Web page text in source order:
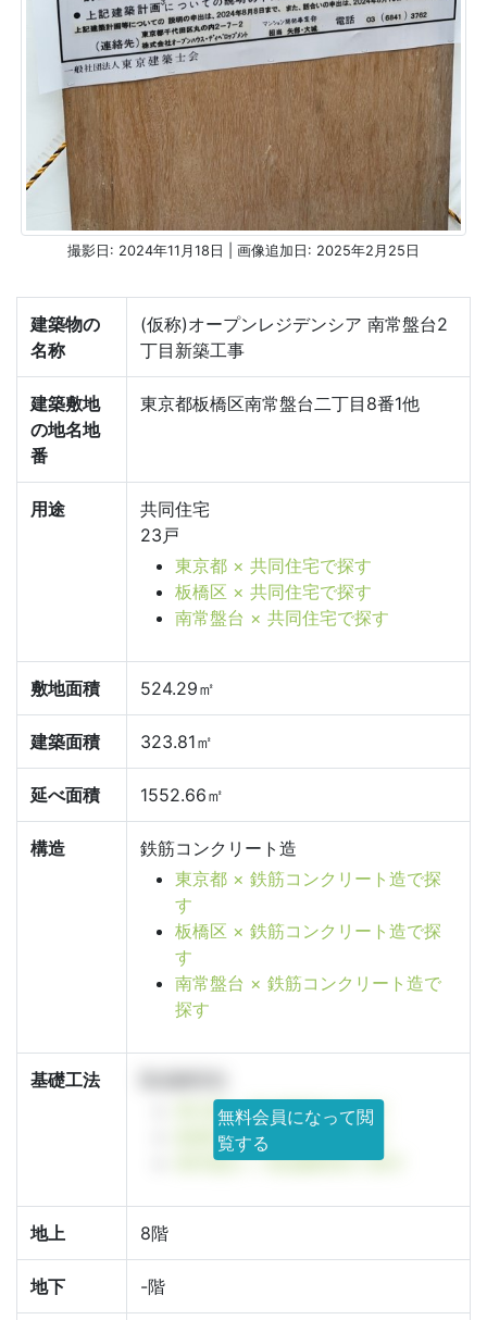
撮影日: 2024年11月18日 | 画像追加日: 2025年2月25日
建築物の
名称
(仮称)オープンレジデンシア 南常盤台2
丁目新築工事
建築敷地
の地名地
番
東京都板橋区南常盤台二丁目8番1他
用途
共同住宅
23戸
東京都 × 共同住宅で探す
板橋区 × 共同住宅で探す
南常盤台 × 共同住宅で探す
敷地面積 524.29㎡
建築面積 323.81㎡
延べ面積 1552.66㎡
構造
鉄筋コンクリート造
東京都 × 鉄筋コンクリート造で探
す
板橋区 × 鉄筋コンクリート造で探
す
南常盤台 × 鉄筋コンクリート造で
探す
基礎工法
東京都 × 既成鋼管杭で探す
板橋区 × 既成鋼管杭で探す
南常盤台 × 既成鋼管杭で探す
無料会員になって閲
覧する
地上 8階
地下 -階